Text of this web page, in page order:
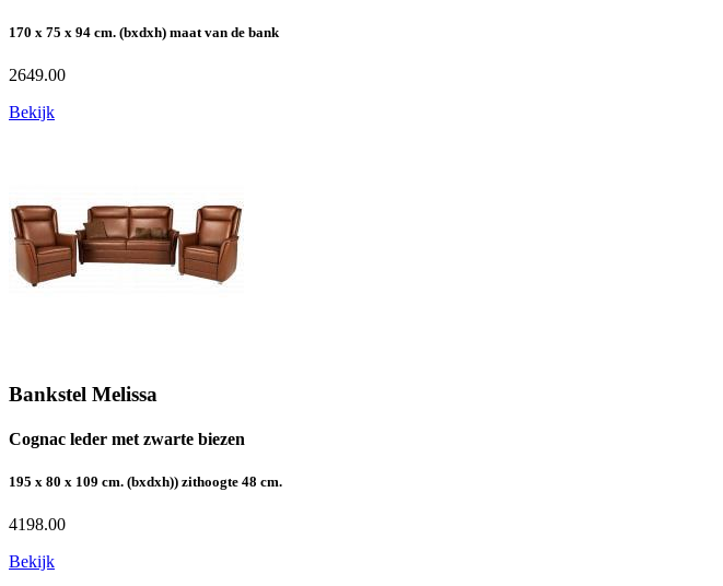
170 x 75 x 94 cm. (bxdxh) maat van de bank
2649.00
Bekijk
Bankstel Melissa
Cognac leder met zwarte biezen
195 x 80 x 109 cm. (bxdxh)) zithoogte 48 cm.
4198.00
Bekijk